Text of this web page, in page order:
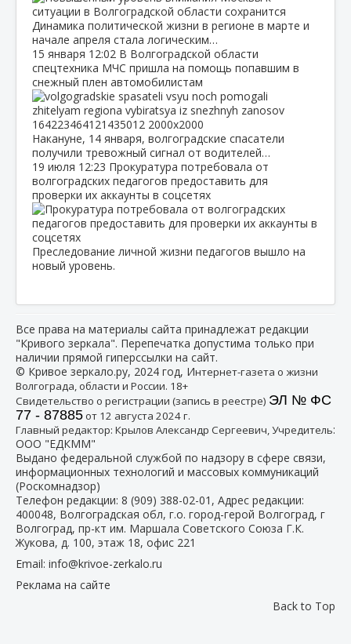
Динамика политической жизни в регионе в марте и
начале апреля стала логическим…
15 января 12:02 В Волгоградской области
спецтехника МЧС пришла на помощь попавшим в
снежный плен автомобилистам
Накануне, 14 января, волгоградские спасатели
получили тревожный сигнал от водителей…
19 июля 12:23 Прокуратура потребовала от
волгоградских педагогов предоставить для
проверки их аккаунты в соцсетях
Преследование личной жизни педагогов вышло на
новый уровень.
Все права на материалы сайта принадлежат редакции
"Кривого зеркала". Перепечатка допустима только при
наличии прямой гиперссылки на сайт.
© Кривое зеркало.ру, 2024 год, Интернет-газета о жизни
Волгограда, области и России. 18+
Свидетельство о регистрации (запись в реестре) ЭЛ № ФС
77 - 87885от 12 августа 2024 г.
Главный редактор: Крылов Александр Сергеевич, Учредитель:
ООО "ЕДКММ"
Выдано федеральной службой по надзору в сфере связи,
информационных технологий и массовых коммуникаций
(Роскомнадзор)
Телефон редакции: 8 (909) 388-02-01 , Адрес редакции:
400048, Волгоградская обл, г.о. город-герой Волгоград, г
Волгоград, пр-кт им. Маршала Советского Союза Г.К.
Жукова, д. 100, этаж 18, офис 221
Email: info@krivoe-zerkalo.ru
Реклама на сайте
Back to Top